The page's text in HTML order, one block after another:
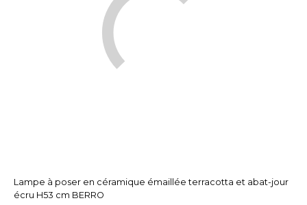
Lampe à poser en céramique émaillée terracotta et abat-jour
écru H53 cm BERRO